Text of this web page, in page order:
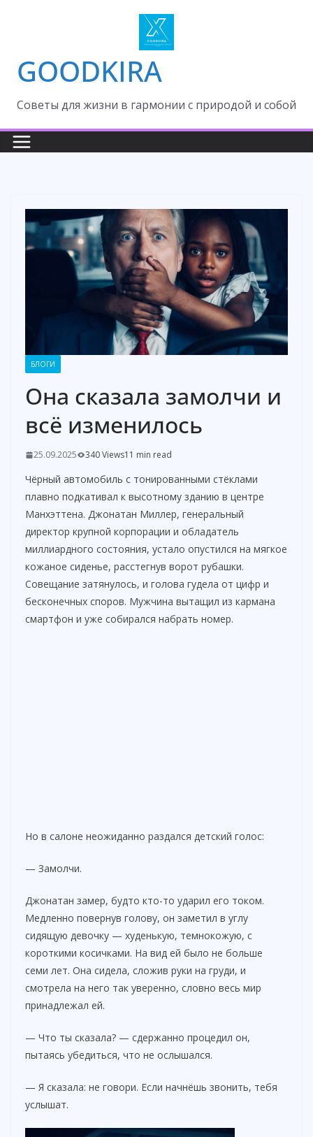
GOODKIRA
Cоветы для жизни в гармонии с природой и собой
БЛОГИ
Она сказала замолчи и
всё изменилось
25.09.2025 340 Views11 min read
Чёрный автомобиль с тонированными стёклами
плавно подкативал к высотному зданию в центре
Манхэттена. Джонатан Миллер, генеральный
директор крупной корпорации и обладатель
миллиардного состояния, устало опустился на мягкое
кожаное сиденье, расстегнув ворот рубашки.
Совещание затянулось, и голова гудела от цифр и
бесконечных споров. Мужчина вытащил из кармана
смартфон и уже собирался набрать номер.
Но в салоне неожиданно раздался детский голос:
— Замолчи.
Джонатан замер, будто кто-то ударил его током.
Медленно повернув голову, он заметил в углу
сидящую девочку — худенькую, темнокожую, с
короткими косичками. На вид ей было не больше
семи лет. Она сидела, сложив руки на груди, и
смотрела на него так уверенно, словно весь мир
принадлежал ей.
— Что ты сказала? — сдержанно процедил он,
пытаясь убедиться, что не ослышался.
— Я сказала: не говори. Если начнёшь звонить, тебя
услышат.